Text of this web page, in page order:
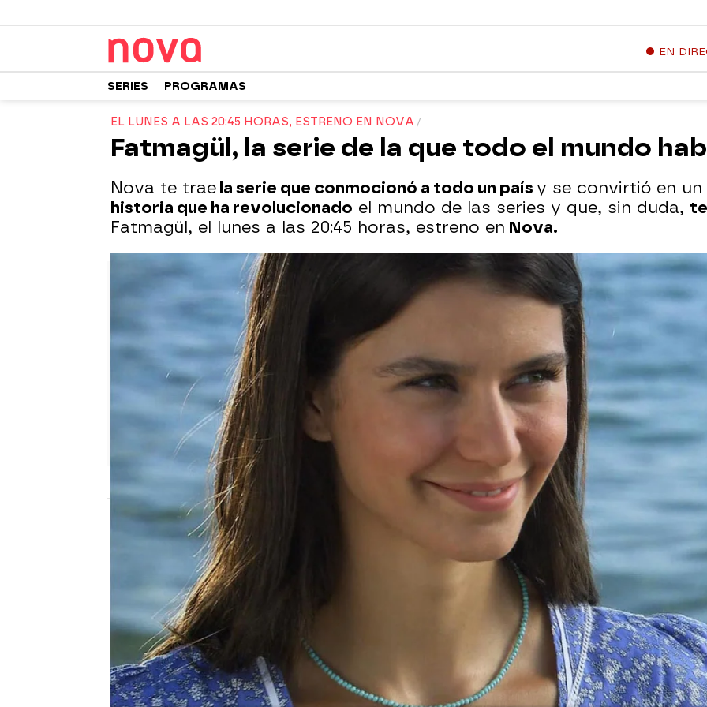
EN
SERIES PROGRAMAS
EL LUNES A LAS 20:45 HORAS, ESTRENO EN NOVA
Fatmagül, la serie de la que todo el mundo
Nova te trae la serie que conmocionó a todo un país y se convirtió en
historia que ha revolucionado el mundo de las series y que, sin duda,
Fatmagül, el lunes a las 20:45 horas, estreno en Nova.
Nova
Madrid
20 de septiembre de 2017, 22:46
WhatsappFacebook
Fatmagul